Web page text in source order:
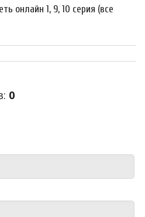
онлайн 1, 9, 10 серия (все
: 0